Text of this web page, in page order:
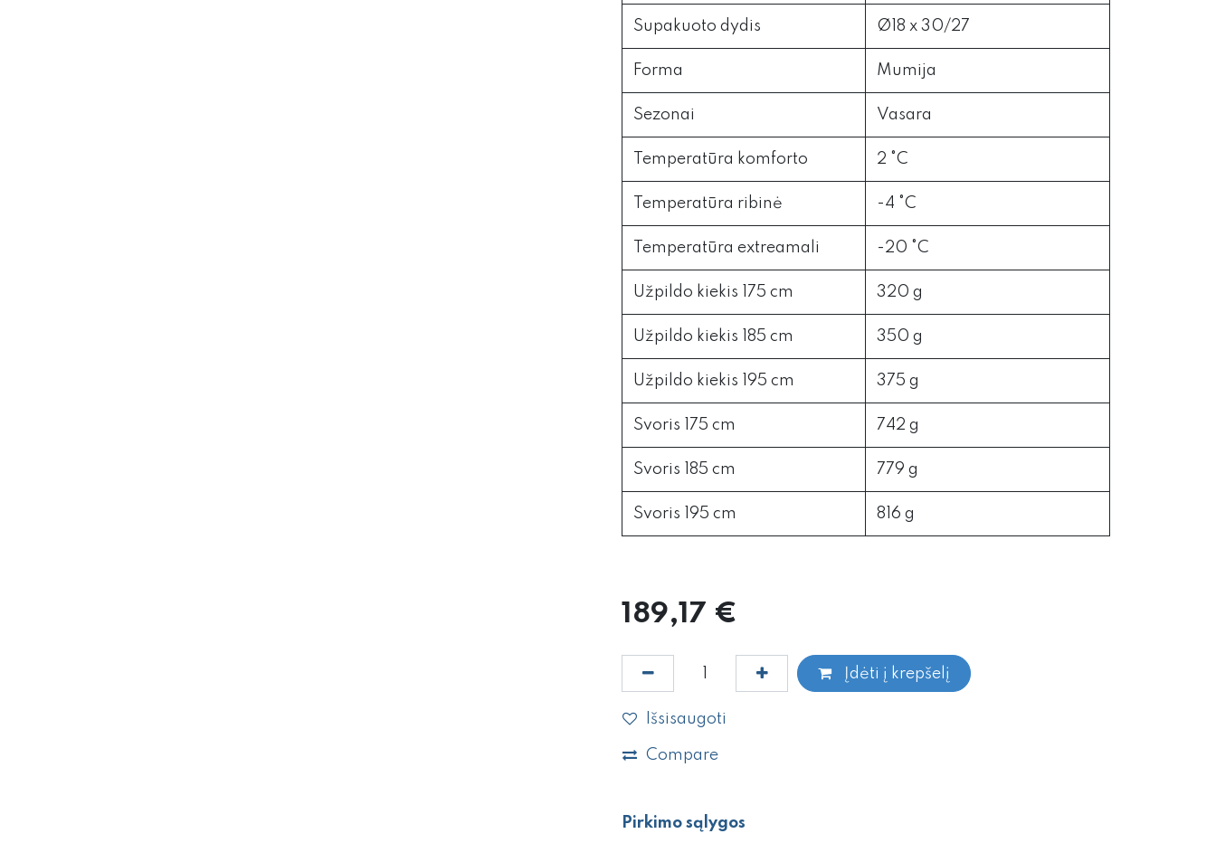
Supakuoto dydis Ø18 x 30/27
Forma Mumija
Sezonai Vasara
Temperatūra komforto 2 °C
Temperatūra ribinė -4 °C
Temperatūra extreamali -20 °C
Užpildo kiekis 175 cm 320 g
Užpildo kiekis 185 cm 350 g
Užpildo kiekis 195 cm 375 g
Svoris 175 cm 742 g
Svoris 185 cm 779 g
Svoris 195 cm 816 g
189,17 €
Įdėti į krepšelį
Išsisaugoti
Compare
Pirkimo sąlygos